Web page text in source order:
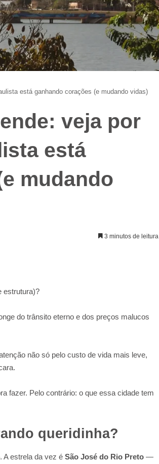
está ganhando corações (e mudando vidas)
veja por
está
mudando
3 minutos de leitura
estrutura)?
do trânsito eterno e dos preços malucos
não só pelo custo de vida mais leve,
fazer. Pelo contrário: o que essa cidade tem
queridinha?
A estrela da vez é São José do Rio Preto —